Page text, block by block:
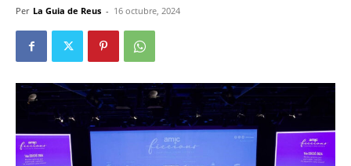
Per La Guia de Reus - 16 octubre, 2024